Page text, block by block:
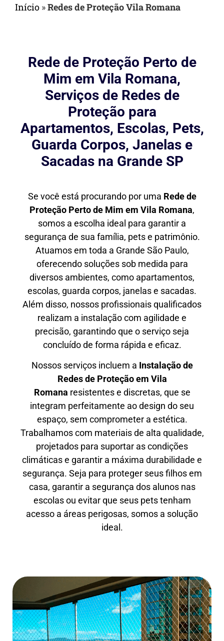
Início »Redes de Proteção Vila Romana
Rede de Proteção Perto de
Mim em Vila Romana,
Serviços de Redes de
Proteção para
Apartamentos, Escolas, Pets,
Guarda Corpos, Janelas e
Sacadas na Grande SP
Se você está procurando por uma Rede de
Proteção Perto de Mim em Vila Romana,
somos a escolha ideal para garantir a
segurança de sua família, pets e patrimônio.
Atuamos em toda a Grande São Paulo,
oferecendo soluções sob medida para
diversos ambientes, como apartamentos,
escolas, guarda corpos, janelas e sacadas.
Além disso, nossos profissionais qualificados
realizam a instalação com agilidade e
precisão, garantindo que o serviço seja
concluído de forma rápida e eficaz.
Nossos serviços incluem a Instalação de
Redes de Proteção em Vila
Romana resistentes e discretas, que se
integram perfeitamente ao design do seu
espaço, sem comprometer a estética.
Trabalhamos com materiais de alta qualidade,
projetados para suportar as condições
climáticas e garantir a máxima durabilidade e
segurança. Seja para proteger seus filhos em
casa, garantir a segurança dos alunos nas
escolas ou evitar que seus pets tenham
acesso a áreas perigosas, somos a solução
ideal.